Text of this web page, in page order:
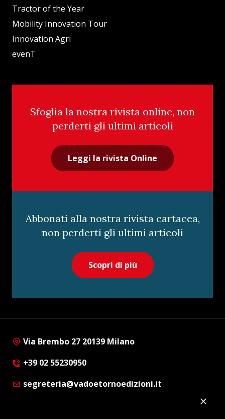
Tractor of the Year
Mobility Innovation Tour
Innovation Agri
evenT
Sfoglia la nostra rivista online, non
perderti gli ultimi articoli
Leggi la rivista Online
Abbonati alla nostra rivista cartacea,
non perderti gli ultimi articoli
Scopri di più
Via Brembo 27 20139 Milano
+39 02 55230950
segreteria@vadoetornoedizioni.it